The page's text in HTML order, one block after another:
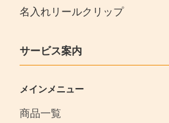
名入れリールクリップ
サービス案内
メインメニュー
商品一覧